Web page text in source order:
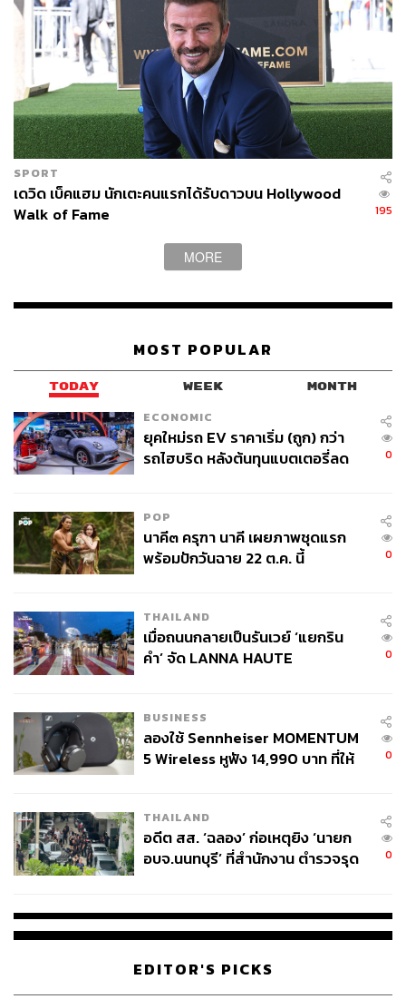
SPORT
เดวิด เบ็คแฮม นักเตะคนแรกได้รับดาวบน Hollywood
Walk of Fame
195
MORE
MOST POPULAR
TODAY WEEK MONTH
ECONOMIC
ยุคใหม่รถ EV ราคาเริ่ม (ถูก) กว่า
รถไฮบริด หลังต้นทุนแบตเตอรี่ลด
3.5K
POP
นาคี๓ ครุฑา นาคี เผยภาพชุดแรก
พร้อมปักวันฉาย 22 ต.ค. นี้
2.4K
THAILAND
เมื่อถนนกลายเป็นรันเวย์ ‘แยกริน
คำ’ จัด LANNA HAUTE
1.7K
BUSINESS
ลองใช้ Sennheiser MOMENTUM
5 Wireless หูฟัง 14,990 บาท ที่ให้
641
THAILAND
อดีต สส. ‘ฉลอง’ ก่อเหตุยิง ‘นายก
อบจ.นนทบุรี’ ที่สำนักงาน ตำรวจรุด
523
EDITOR'S PICKS